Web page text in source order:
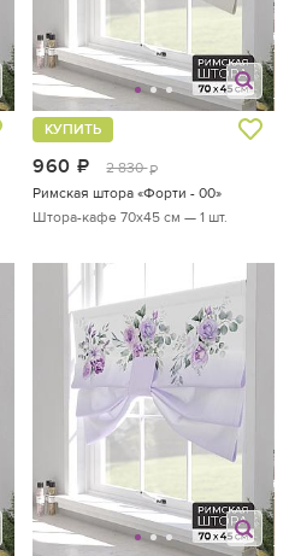
960 руб.
2 830 руб.
КУПИТЬ
Римская штора «Форти - 00»
Штора-кафе 70х45 см — 1 шт.